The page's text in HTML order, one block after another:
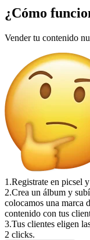
¿Cómo
Vender tu contenido
1.Registrate en picsel
2.Crea un álbum y
colocamos una marca
contenido con tus
3.Tus clientes eligen
2 clicks.